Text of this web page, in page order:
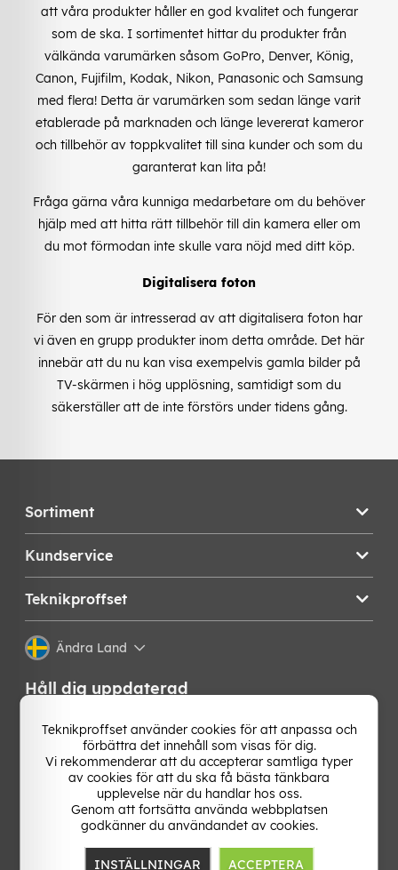
att våra produkter håller en god kvalitet och fungerar
som de ska. I sortimentet hittar du produkter från
välkända varumärken såsom GoPro, Denver, König,
Canon, Fujifilm, Kodak, Nikon, Panasonic och Samsung
med flera! Detta är varumärken som sedan länge varit
etablerade på marknaden och länge levererat kameror
och tillbehör av toppkvalitet till sina kunder och som du
garanterat kan lita på!
Fråga gärna våra kunniga medarbetare om du behöver
hjälp med att hitta rätt tillbehör till din kamera eller om
du mot förmodan inte skulle vara nöjd med ditt köp.
Digitalisera foton
För den som är intresserad av att digitalisera foton har
vi även en grupp produkter inom detta område. Det här
innebär att du nu kan visa exempelvis gamla bilder på
TV-skärmen i hög upplösning, samtidigt som du
säkerställer att de inte förstörs under tidens gång.
Sortiment
Kundservice
Teknikproffset
Ändra Land
Håll dig uppdaterad
Få de senaste nyheterna, hetaste erbjudandena och
bästa tipsen från oss direkt i din mejlkorg. Signa upp på
vårt nyhetsbrev!
Teknikproffset använder cookies för att anpassa och
förbättra det innehåll som visas för dig.
Vi rekommenderar att du accepterar samtliga typer
av cookies för att du ska få bästa tänkbara
upplevelse när du handlar hos oss.
Genom att fortsätta använda webbplatsen
godkänner du användandet av cookies.
INSTÄLLNINGAR ACCEPTERA